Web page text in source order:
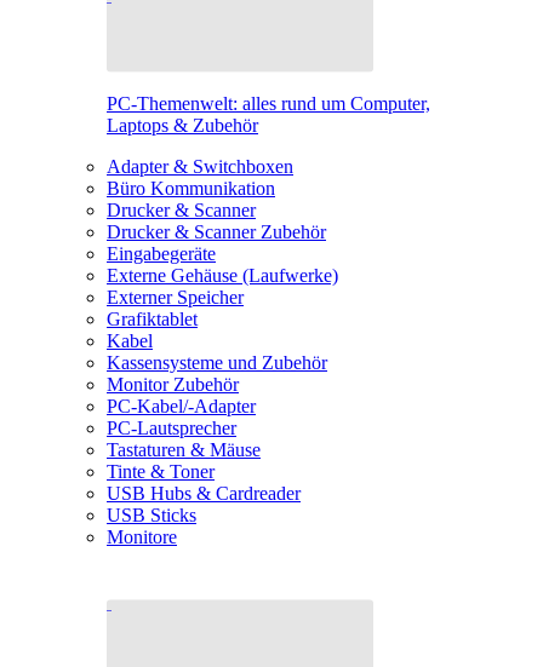
PC-Themenwelt: alles rund um Computer,
Laptops & Zubehör
Adapter & Switchboxen
Büro Kommunikation
Drucker & Scanner
Drucker & Scanner Zubehör
Eingabegeräte
Externe Gehäuse (Laufwerke)
Externer Speicher
Grafiktablet
Kabel
Kassensysteme und Zubehör
Monitor Zubehör
PC-Kabel/-Adapter
PC-Lautsprecher
Tastaturen & Mäuse
Tinte & Toner
USB Hubs & Cardreader
USB Sticks
Monitore